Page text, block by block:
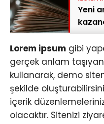
Yeni
Lorem ipsum gibi
gerçek anlam
kullanarak, demo
şekilde
içerik
olacaktır. Sitenizi